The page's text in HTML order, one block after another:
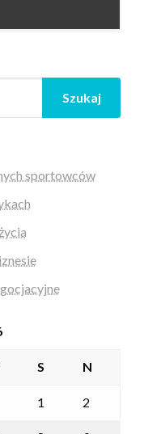
Szukaj
sportowców
S N
1 2